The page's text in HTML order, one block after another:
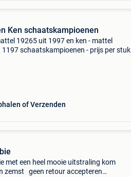
Ken schaatskampioenen
19265 uit 1997 en ken - mattel
1197 schaatskampioenen - prijs per stuk
of Verzenden
met een heel mooie uitstraling kom
zemst geen retour accepteren